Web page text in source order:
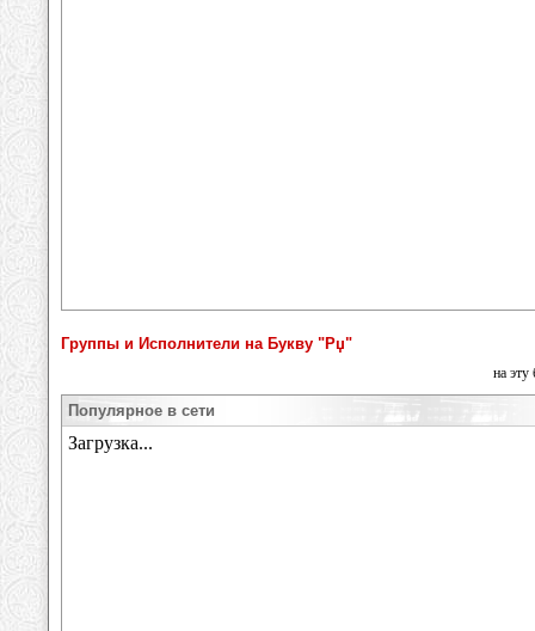
Группы и Исполнители на Букву "Рџ"
на эту
Популярное в сети